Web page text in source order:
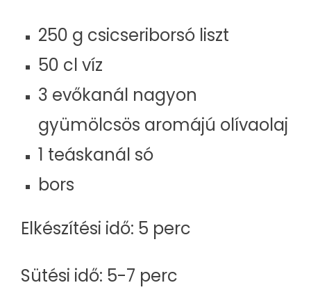
250 g csicseriborsó liszt
50 cl víz
3 evőkanál nagyon
gyümölcsös aromájú olívaolaj
1 teáskanál só
bors
Elkészítési idő: 5 perc
Sütési idő: 5-7 perc